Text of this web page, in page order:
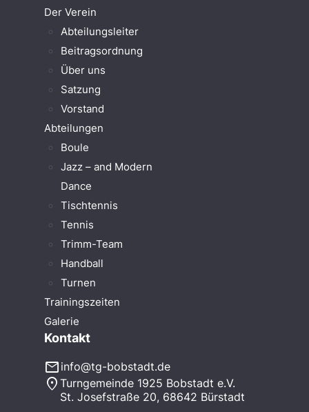
Der Verein
Abteilungsleiter
Beitragsordnung
Über uns
Satzung
Vorstand
Abteilungen
Boule
Jazz – and Modern
Dance
Tischtennis
Tennis
Trimm-Team
Handball
Turnen
Trainingszeiten
Galerie
Kontakt
mail info@tg-bobstadt.de
location_on Turngemeinde 1925 Bobstadt e.V.
St. Josefstraße 20, 68642 Bürstadt